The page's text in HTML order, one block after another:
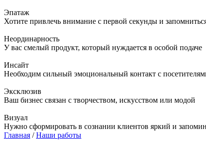
Эпатаж
Хотите привлечь внимание с первой секунды и
Неординарность
У вас смелый продукт, который нуждается в особой подаче
Инсайт
Необходим сильный эмоциональный контакт с
Эксклюзив
Ваш бизнес связан с творчеством, искусством или модой
Визуал
Нужно сформировать в сознании клиентов яркий и
Главная /Наши работы